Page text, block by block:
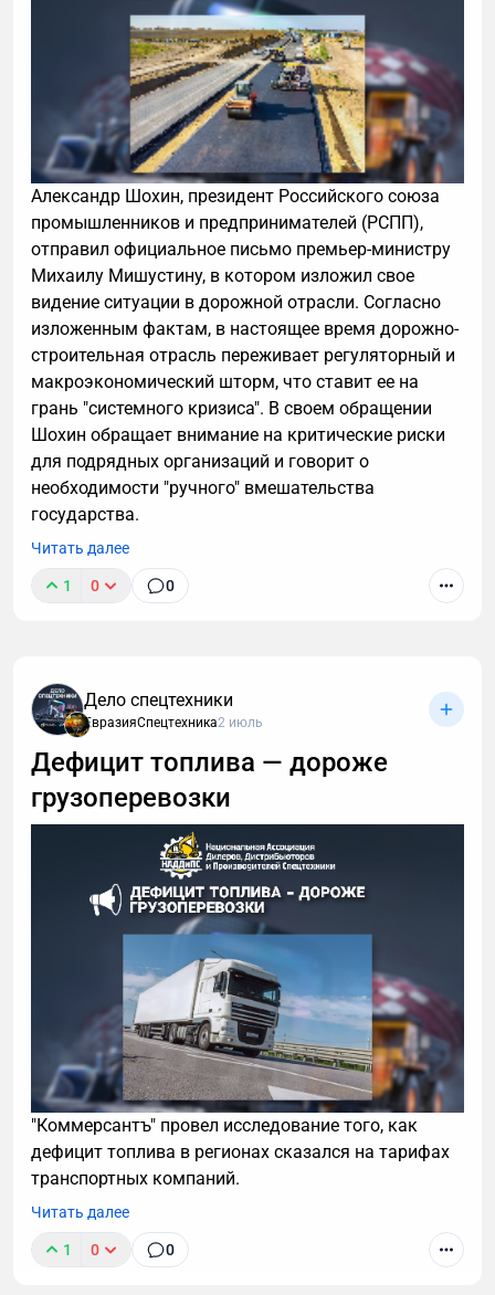
Александр Шохин, президент Российского союза
промышленников и предпринимателей (РСПП),
отправил официальное письмо премьер-министру
Михаилу Мишустину, в котором изложил свое
видение ситуации в дорожной отрасли. Согласно
изложенным фактам, в настоящее время дорожно-
строительная отрасль переживает регуляторный и
макроэкономический шторм, что ставит ее на
грань "системного кризиса". В своем обращении
Шохин обращает внимание на критические риски
для подрядных организаций и говорит о
необходимости "ручного" вмешательства
государства.
Читать далее
1 0 0
Дело спецтехники
ЕвразияСпецтехника2 июль
Дефицит топлива — дороже
грузоперевозки
"Коммерсантъ" провел исследование того, как
дефицит топлива в регионах сказался на тарифах
транспортных компаний.
Читать далее
1 0 0